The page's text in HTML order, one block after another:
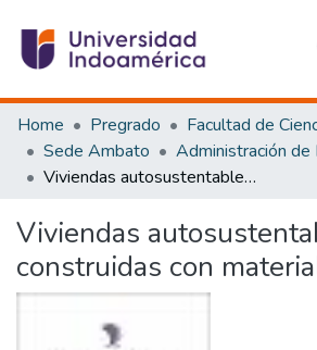
Communities & Collections
All of DSpace
Statistics
Home Pregrado
Sede Ambato
Administración de
Viviendas autosustentables construidas con material reciclable
Viviendas
construidas con